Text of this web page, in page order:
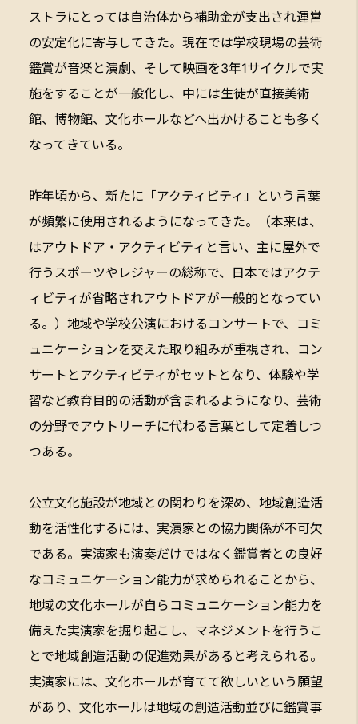
ストラにとっては自治体から補助金が支出され運営
の安定化に寄与してきた。現在では学校現場の芸術
鑑賞が音楽と演劇、そして映画を3年1サイクルで実
施をすることが一般化し、中には生徒が直接美術
館、博物館、文化ホールなどへ出かけることも多く
なってきている。
昨年頃から、新たに「アクティビティ」という言葉
が頻繁に使用されるようになってきた。（本来は、
はアウトドア・アクティビティと言い、主に屋外で
行うスポーツやレジャーの総称で、日本ではアクテ
ィビティが省略されアウトドアが一般的となってい
る。）地域や学校公演におけるコンサートで、コミ
ュニケーションを交えた取り組みが重視され、コン
サートとアクティビティがセットとなり、体験や学
習など教育目的の活動が含まれるようになり、芸術
の分野でアウトリーチに代わる言葉として定着しつ
つある。
公立文化施設が地域との関わりを深め、地域創造活
動を活性化するには、実演家との協力関係が不可欠
である。実演家も演奏だけではなく鑑賞者との良好
なコミュニケーション能力が求められることから、
地域の文化ホールが自らコミュニケーション能力を
備えた実演家を掘り起こし、マネジメントを行うこ
とで地域創造活動の促進効果があると考えられる。
実演家には、文化ホールが育てて欲しいという願望
があり、文化ホールは地域の創造活動並びに鑑賞事